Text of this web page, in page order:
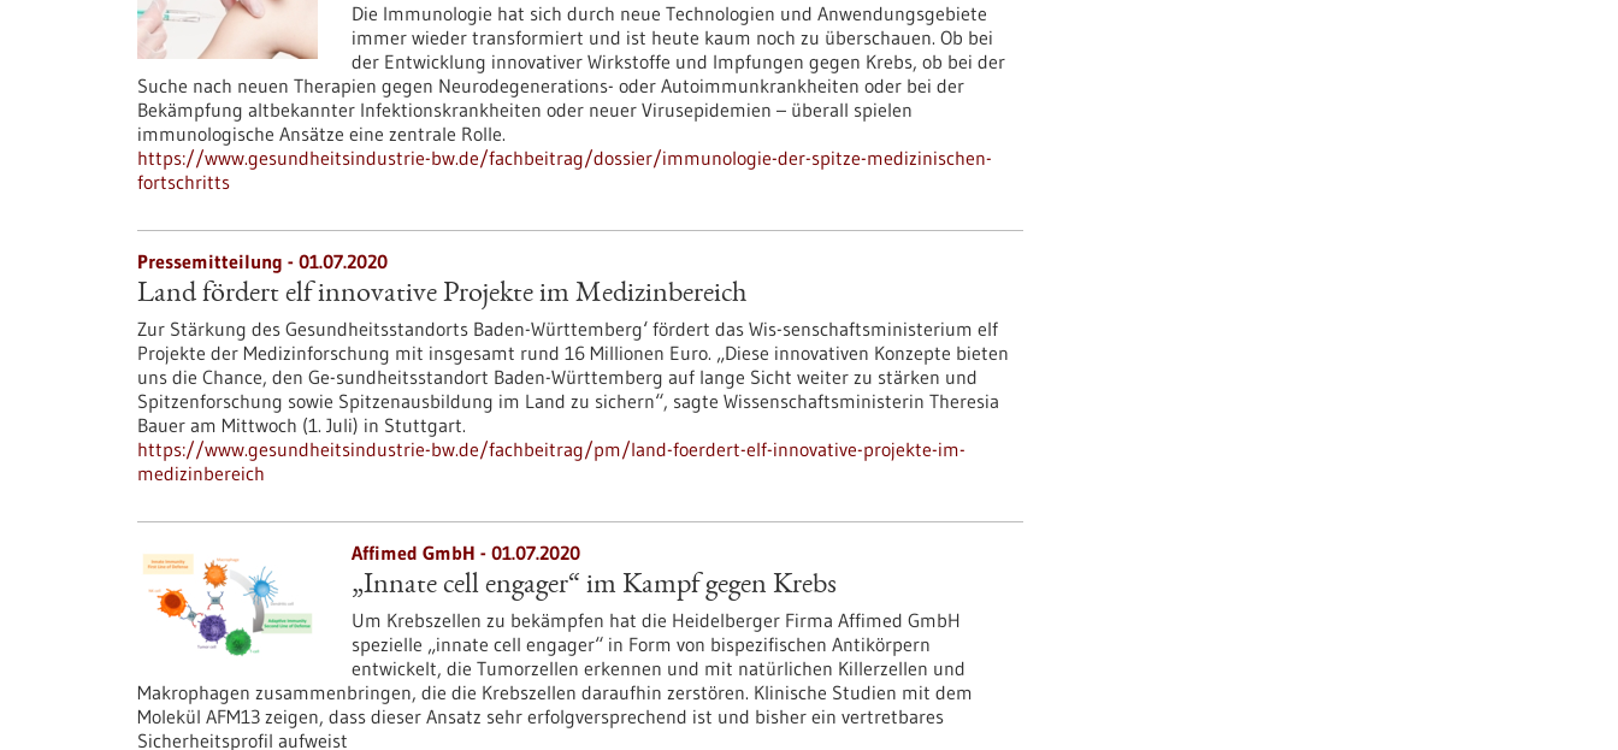
Die Immunologie hat sich durch neue Technologien und Anwendungsgebiete
immer wieder transformiert und ist heute kaum noch zu überschauen. Ob bei
der Entwicklung innovativer Wirkstoffe und Impfungen gegen Krebs, ob bei der
Suche nach neuen Therapien gegen Neurodegenerations- oder Autoimmunkrankheiten oder bei der
Bekämpfung altbekannter Infektionskrankheiten oder neuer Virusepidemien – überall spielen
immunologische Ansätze eine zentrale Rolle.
https://www.gesundheitsindustrie-bw.de/fachbeitrag/dossier/immunologie-der-spitze-medizinischen-
fortschritts
Pressemitteilung - 01.07.2020
Land fördert elf innovative Projekte im Medizinbereich
Zur Stärkung des Gesundheitsstandorts Baden-Württemberg‘ fördert das Wis-senschaftsministerium elf
Projekte der Medizinforschung mit insgesamt rund 16 Millionen Euro. „Diese innovativen Konzepte bieten
uns die Chance, den Ge-sundheitsstandort Baden-Württemberg auf lange Sicht weiter zu stärken und
Spitzenforschung sowie Spitzenausbildung im Land zu sichern“, sagte Wissenschaftsministerin Theresia
Bauer am Mittwoch (1. Juli) in Stuttgart.
https://www.gesundheitsindustrie-bw.de/fachbeitrag/pm/land-foerdert-elf-innovative-projekte-im-
medizinbereich
Affimed GmbH - 01.07.2020
„Innate cell engager“ im Kampf gegen Krebs
Um Krebszellen zu bekämpfen hat die Heidelberger Firma Affimed GmbH
spezielle „innate cell engager“ in Form von bispezifischen Antikörpern
entwickelt, die Tumorzellen erkennen und mit natürlichen Killerzellen und
Makrophagen zusammenbringen, die die Krebszellen daraufhin zerstören. Klinische Studien mit dem
Molekül AFM13 zeigen, dass dieser Ansatz sehr erfolgversprechend ist und bisher ein vertretbares
Sicherheitsprofil aufweist